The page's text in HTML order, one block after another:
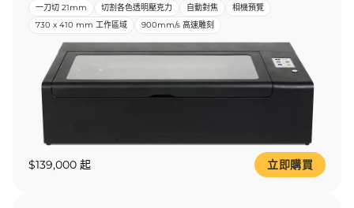
一刀切 21mm 切割各色透明壓克力 自動對焦
相機預覽
730 x 410 mm 工作區域
900mm/s 高速雕刻
$139,000 起 立即購買